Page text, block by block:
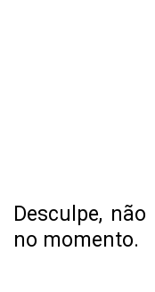
Desculpe,
no momento.